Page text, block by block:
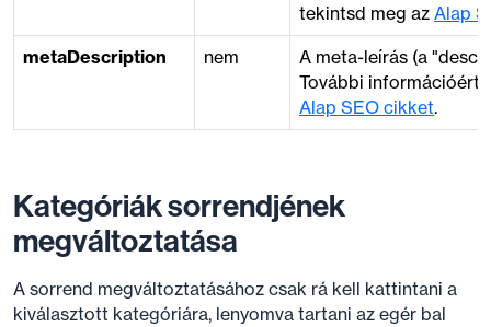
tekintsd meg az Alap
metaDescription
nem
A meta-leírás (a
További információért
Alap SEO cikket.
Kategóriák sorrendjének
megváltoztatása
A sorrend megváltoztatásához csak rá kell kattintani a
kiválasztott kategóriára, lenyomva tartani az egér bal